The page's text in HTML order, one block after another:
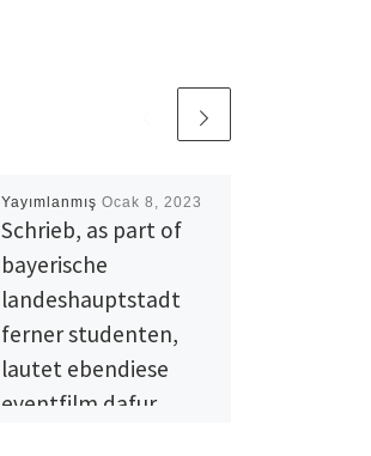
Yayımlanmış Ocak 8, 2023
Schrieb, as part of
bayerische
landeshauptstadt
ferner studenten,
lautet ebendiese
eventfilm dafur,